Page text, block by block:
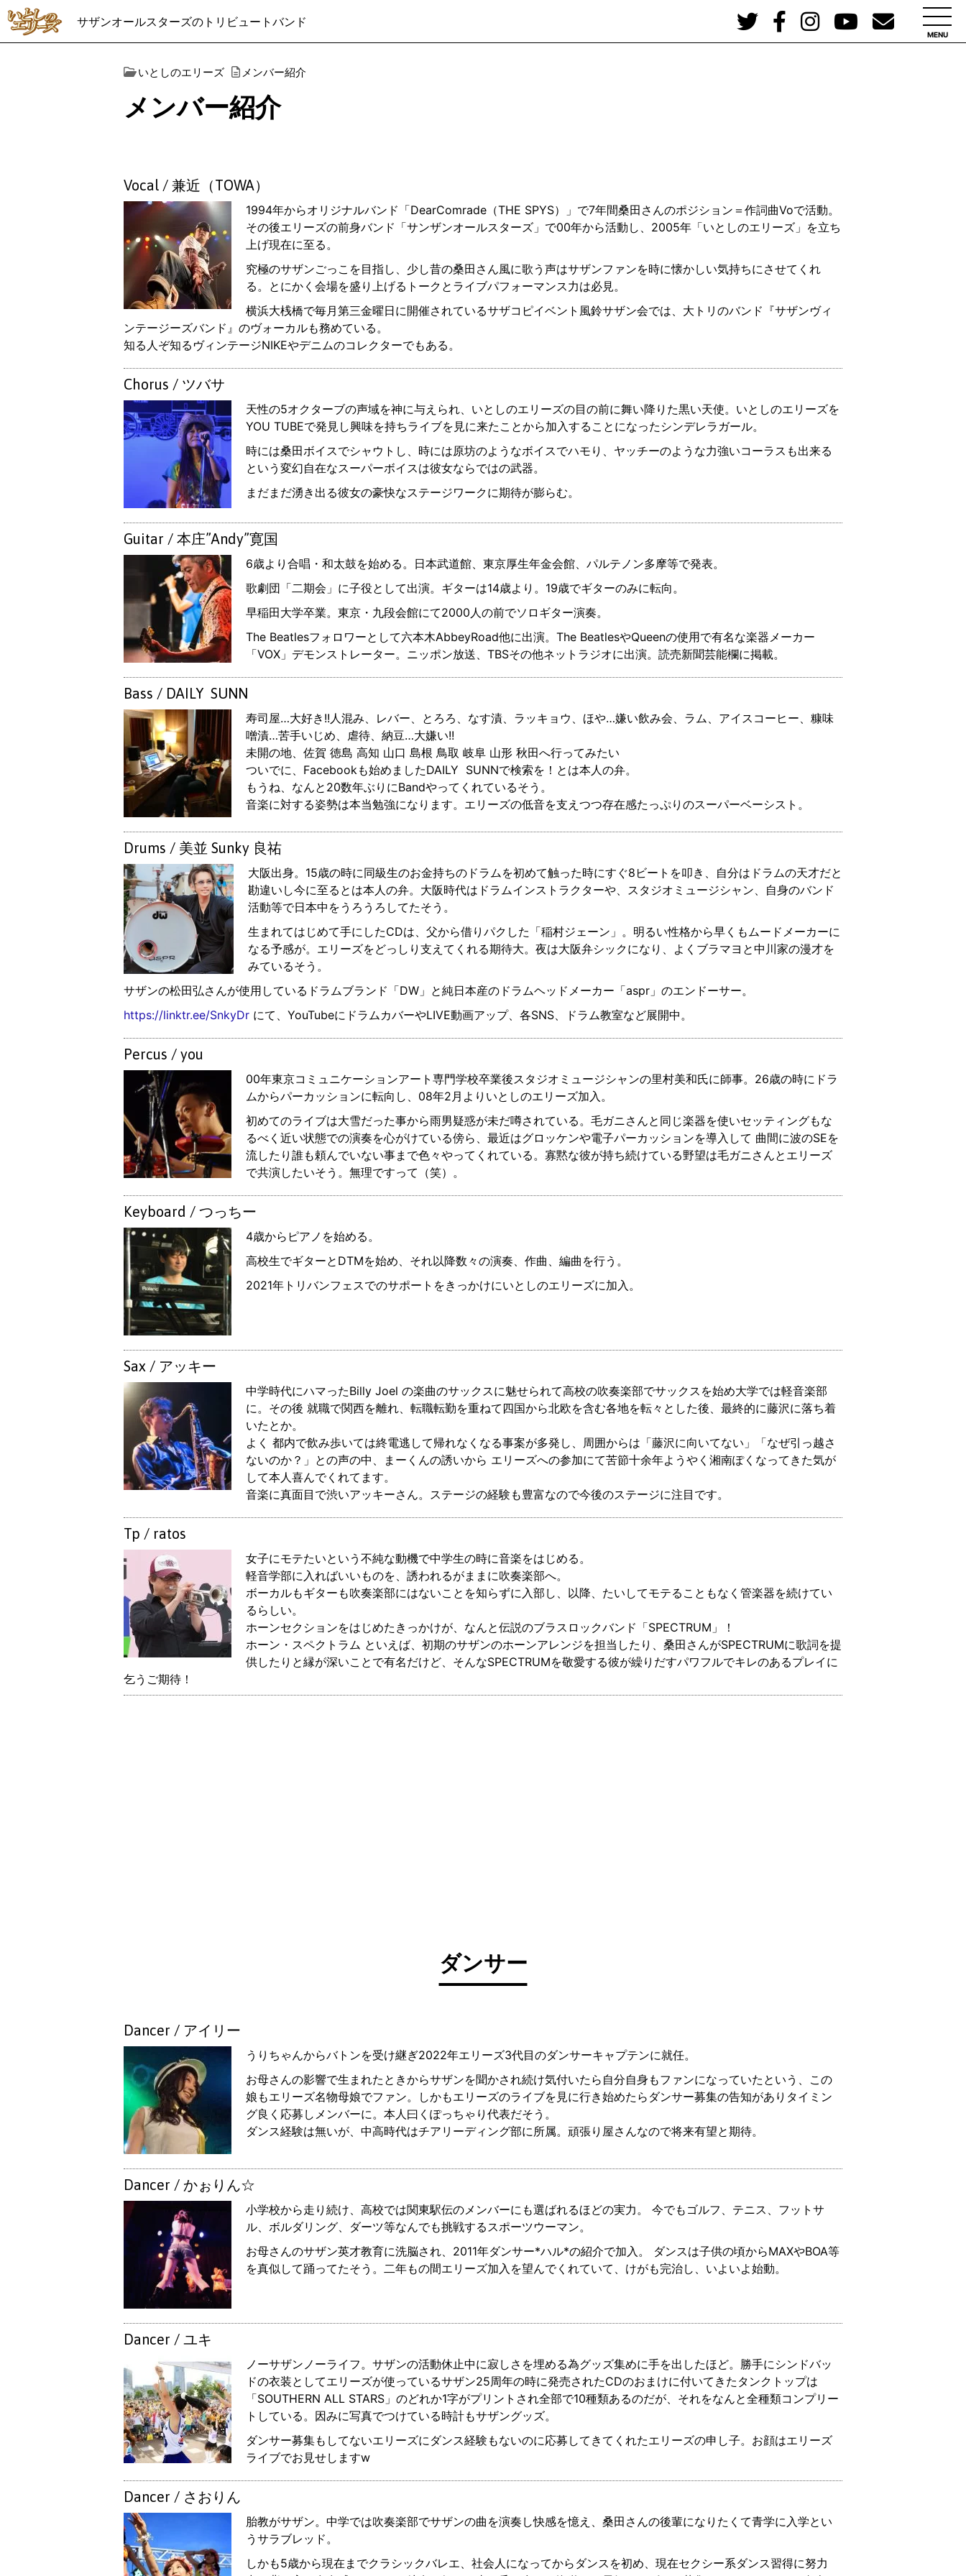
サザンオールスターズのトリビュートバンド
MENU
いとしのエリーズ メンバー紹介
メンバー紹介
Vocal / 兼近（TOWA）
1994年からオリジナルバンド「DearComrade（THE SPYS）」で7年間桑田さんのポジション＝作詞曲Voで活動。
その後エリーズの前身バンド「サンザンオールスターズ」で00年から活動し、2005年「いとしのエリーズ」を立ち
上げ現在に至る。
究極のサザンごっこを目指し、少し昔の桑田さん風に歌う声はサザンファンを時に懐かしい気持ちにさせてくれ
る。とにかく会場を盛り上げるトークとライブパフォーマンス力は必見。
横浜大桟橋で毎月第三金曜日に開催されているサザコピイベント風鈴サザン会では、大トリのバンド『サザンヴィ
ンテージーズバンド』のヴォーカルも務めている。
知る人ぞ知るヴィンテージNIKEやデニムのコレクターでもある。
Chorus / ツバサ
天性の5オクターブの声域を神に与えられ、いとしのエリーズの目の前に舞い降りた黒い天使。いとしのエリーズを
YOU TUBEで発見し興味を持ちライブを見に来たことから加入することになったシンデレラガール。
時には桑田ボイスでシャウトし、時には原坊のようなボイスでハモり、ヤッチーのような力強いコーラスも出来る
という変幻自在なスーパーボイスは彼女ならではの武器。
まだまだ湧き出る彼女の豪快なステージワークに期待が膨らむ。
Guitar / 本庄”Andy”寛国
6歳より合唱・和太鼓を始める。日本武道館、東京厚生年金会館、パルテノン多摩等で発表。
歌劇団「二期会」に子役として出演。ギターは14歳より。19歳でギターのみに転向。
早稲田大学卒業。東京・九段会館にて2000人の前でソロギター演奏。
The Beatlesフォロワーとして六本木AbbeyRoad他に出演。The BeatlesやQueenの使用で有名な楽器メーカー
「VOX」デモンストレーター。ニッポン放送、TBSその他ネットラジオに出演。読売新聞芸能欄に掲載。
Bass / DAILY SUNN
寿司屋…大好き!!人混み、レバー、とろろ、なす漬、ラッキョウ、ほや…嫌い飲み会、ラム、アイスコーヒー、糠味
噌漬…苦手いじめ、虐待、納豆…大嫌い!!
未開の地、佐賀 徳島 高知 山口 島根 鳥取 岐阜 山形 秋田へ行ってみたい
ついでに、Facebookも始めましたDAILY SUNNで検索を！とは本人の弁。
もうね、なんと20数年ぶりにBandやってくれているそう。
音楽に対する姿勢は本当勉強になります。エリーズの低音を支えつつ存在感たっぷりのスーパーベーシスト。
Drums / 美並 Sunky 良祐
大阪出身。15歳の時に同級生のお金持ちのドラムを初めて触った時にすぐ8ビートを叩き、自分はドラムの天才だと
勘違いし今に至るとは本人の弁。大阪時代はドラムインストラクターや、スタジオミュージシャン、自身のバンド
活動等で日本中をうろうろしてたそう。
生まれてはじめて手にしたCDは、父から借りパクした「稲村ジェーン」。明るい性格から早くもムードメーカーに
なる予感が。エリーズをどっしり支えてくれる期待大。夜は大阪弁シックになり、よくブラマヨと中川家の漫才を
みているそう。
サザンの松田弘さんが使用しているドラムブランド「DW」と純日本産のドラムヘッドメーカー「aspr」のエンドーサー。
https://linktr.ee/SnkyDr にて、YouTubeにドラムカバーやLIVE動画アップ、各SNS、ドラム教室など展開中。
Percus / you
00年東京コミュニケーションアート専門学校卒業後スタジオミュージシャンの里村美和氏に師事。26歳の時にドラ
ムからパーカッションに転向し、08年2月よりいとしのエリーズ加入。
初めてのライブは大雪だった事から雨男疑惑が未だ噂されている。毛ガニさんと同じ楽器を使いセッティングもな
るべく近い状態での演奏を心がけている傍ら、最近はグロッケンや電子パーカッションを導入して 曲間に波のSEを
流したり誰も頼んでいない事まで色々やってくれている。寡黙な彼が持ち続けている野望は毛ガニさんとエリーズ
で共演したいそう。無理ですって（笑）。
Keyboard / つっちー
4歳からピアノを始める。
高校生でギターとDTMを始め、それ以降数々の演奏、作曲、編曲を行う。
2021年トリバンフェスでのサポートをきっかけにいとしのエリーズに加入。
Sax / アッキー
中学時代にハマったBilly Joel の楽曲のサックスに魅せられて高校の吹奏楽部でサックスを始め大学では軽音楽部
に。その後 就職で関西を離れ、転職転勤を重ねて四国から北欧を含む各地を転々とした後、最終的に藤沢に落ち着
いたとか。
よく 都内で飲み歩いては終電逃して帰れなくなる事案が多発し、周囲からは「藤沢に向いてない」「なぜ引っ越さ
ないのか？」との声の中、まーくんの誘いから エリーズへの参加にて苦節十余年ようやく湘南ぽくなってきた気が
して本人喜んでくれてます。
音楽に真面目で渋いアッキーさん。ステージの経験も豊富なので今後のステージに注目です。
Tp / ratos
女子にモテたいという不純な動機で中学生の時に音楽をはじめる。
軽音学部に入ればいいものを、誘われるがままに吹奏楽部へ。
ボーカルもギターも吹奏楽部にはないことを知らずに入部し、以降、たいしてモテることもなく管楽器を続けてい
るらしい。
ホーンセクションをはじめたきっかけが、なんと伝説のブラスロックバンド「SPECTRUM」！
ホーン・スペクトラム といえば、初期のサザンのホーンアレンジを担当したり、桑田さんがSPECTRUMに歌詞を提
供したりと縁が深いことで有名だけど、そんなSPECTRUMを敬愛する彼が繰りだすパワフルでキレのあるプレイに
乞うご期待！
ダンサー
Dancer / アイリー
うりちゃんからバトンを受け継ぎ2022年エリーズ3代目のダンサーキャプテンに就任。
お母さんの影響で生まれたときからサザンを聞かされ続け気付いたら自分自身もファンになっていたという、この
娘もエリーズ名物母娘でファン。しかもエリーズのライブを見に行き始めたらダンサー募集の告知がありタイミン
グ良く応募しメンバーに。本人曰くぽっちゃり代表だそう。
ダンス経験は無いが、中高時代はチアリーディング部に所属。頑張り屋さんなので将来有望と期待。
Dancer / かぉりん☆
小学校から走り続け、高校では関東駅伝のメンバーにも選ばれるほどの実力。 今でもゴルフ、テニス、フットサ
ル、ボルダリング、ダーツ等なんでも挑戦するスポーツウーマン。
お母さんのサザン英才教育に洗脳され、2011年ダンサー*ハル*の紹介で加入。 ダンスは子供の頃からMAXやBOA等
を真似して踊ってたそう。二年もの間エリーズ加入を望んでくれていて、けがも完治し、いよいよ始動。
Dancer / ユキ
ノーサザンノーライフ。サザンの活動休止中に寂しさを埋める為グッズ集めに手を出したほど。勝手にシンドバッ
ドの衣装としてエリーズが使っているサザン25周年の時に発売されたCDのおまけに付いてきたタンクトップは
「SOUTHERN ALL STARS」のどれか1字がプリントされ全部で10種類あるのだが、それをなんと全種類コンプリー
トしている。因みに写真でつけている時計もサザングッズ。
ダンサー募集もしてないエリーズにダンス経験もないのに応募してきてくれたエリーズの申し子。お顔はエリーズ
ライブでお見せしますw
Dancer / さおりん
胎教がサザン。中学では吹奏楽部でサザンの曲を演奏し快感を憶え、桑田さんの後輩になりたくて青学に入学とい
うサラブレッド。
しかも5歳から現在までクラシックバレエ、社会人になってからダンスを初め、現在セクシー系ダンス習得に努力